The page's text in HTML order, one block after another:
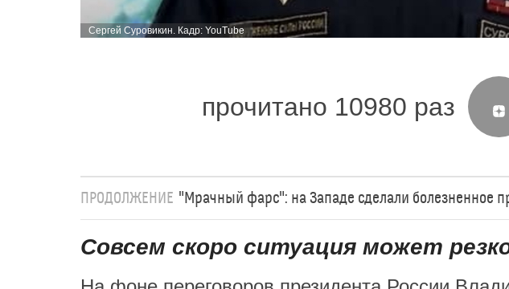
Сергей Суровикин. Кадр: YouTube
прочитано 10980 раз
ПРОДОЛЖЕНИЕ "Мрачный фарс": на Западе сделали болезненное
Совсем скоро ситуация может